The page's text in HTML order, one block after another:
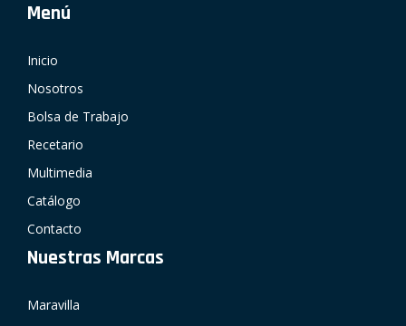
Menú
Inicio
Nosotros
Bolsa de Trabajo
Recetario
Multimedia
Catálogo
Contacto
Nuestras Marcas
Maravilla